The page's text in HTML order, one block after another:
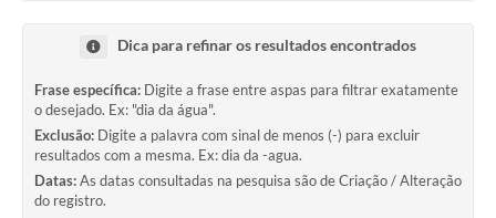
Dica para refinar os resultados encontrados
Frase específica: Digite a frase entre aspas para filtrar exatamente
o desejado. Ex: "dia da água".
Exclusão: Digite a palavra com sinal de menos (-) para excluir
resultados com a mesma. Ex: dia da -agua.
Datas:As datas consultadas na pesquisa são de Criação / Alteração
do registro.